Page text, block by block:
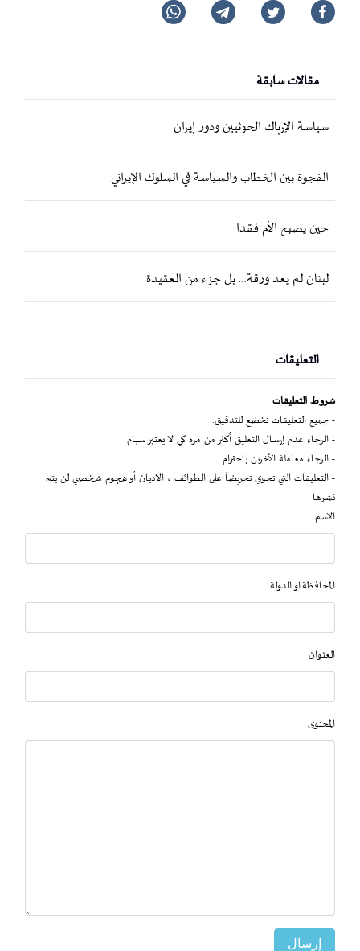
مقالات سابقة
سياسة الإرباك الحوثيين ودور إيران
الفجوة بين الخطاب والسياسة في السلوك الإيراني
حين يصبح الأم فقدا
لبنان لم يعد ورقة… بل جزء من العقيدة
التعليقات
شروط التعليقات
- جميع التعليقات تخضع للتدقيق.
- الرجاء عدم إرسال التعليق أكثر من مرة كي لا يعتبر سبام
- الرجاء معاملة الآخرين باحترام.
- التعليقات التي تحوي تحريضاً على الطوائف ، الاديان أو هجوم شخصي لن يتم
نشرها
الاسم
المحافظة او الدولة
العنوان
المحتوى
إرسال